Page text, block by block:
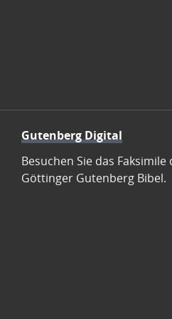
Gutenberg Digital
Besuchen Sie das Faksimile
Göttinger Gutenberg Bibel.